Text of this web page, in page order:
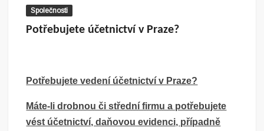
Společnosti
Potřebujete účetnictví v Praze?
Potřebujete vedení účetnictví v Praze?
Máte-li drobnou či střední firmu a potřebujete
vést účetnictví, daňovou evidenci, případně